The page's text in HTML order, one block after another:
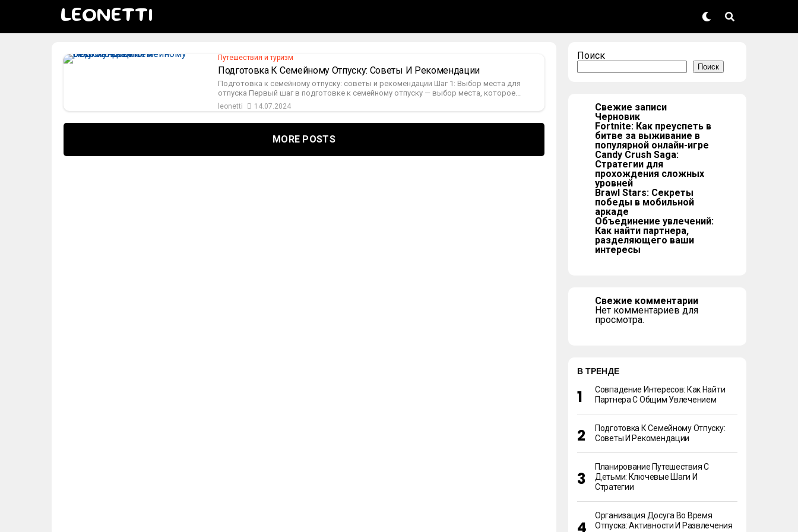
LEONETTI
Путешествия и туризм
Подготовка К Семейному Отпуску: Советы И Рекомендации
Подготовка к семейному отпуску: советы и рекомендации Шаг 1: Выбор места для
отпуска Первый шаг в подготовке к семейному отпуску — выбор места, которое...
leonetti 14.07.2024
MORE POSTS
Поиск
Поиск
Свежие записи
Черновик
Fortnite: Как преуспеть в
битве за выживание в
популярной онлайн-игре
Candy Crush Saga:
Стратегии для
прохождения сложных
уровней
Brawl Stars: Секреты
победы в мобильной
аркаде
Объединение увлечений:
Как найти партнера,
разделяющего ваши
интересы
Свежие комментарии
Нет комментариев для
просмотра.
В ТРЕНДЕ
Совпадение Интересов: Как Найти
Партнера С Общим Увлечением
Подготовка К Семейному Отпуску:
Советы И Рекомендации
Планирование Путешествия С
Детьми: Ключевые Шаги И
Стратегии
Организация Досуга Во Время
Отпуска: Активности И Развлечения